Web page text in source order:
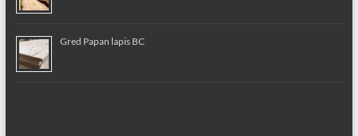
Gred Papan lapis BC